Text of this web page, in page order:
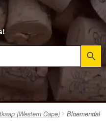
(Western Cape)
Bloemendal